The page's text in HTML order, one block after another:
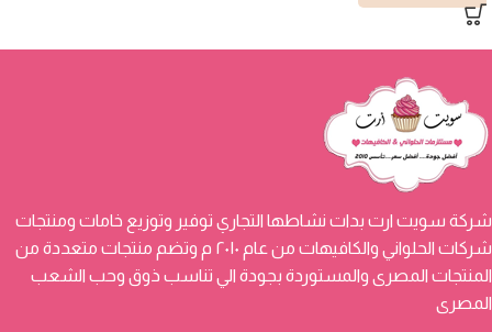
شركة سويت ارت بدات نشاطها التجاري توفير وتوزيع خامات ومنتجات
شركات الحلواني والكافيهات من عام ٢٠١٠ م وتضم منتجات متعددة من
المنتجات المصرى والمستوردة بجودة الي تناسب ذوق وحب الشعب
المصرى